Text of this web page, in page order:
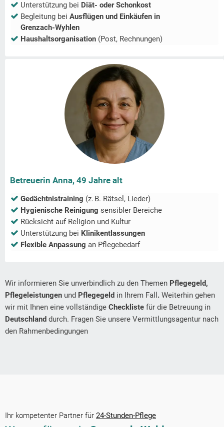
Unterstützung bei Diät- oder Schonkost
Begleitung bei Ausflügen und Einkäufen in
Grenzach-Wyhlen
Haushaltsorganisation (Post, Rechnungen)
Betreuerin Anna, 49 Jahre alt
Gedächtnistraining (z. B. Rätsel, Lieder)
Hygienische Reinigung sensibler Bereiche
Rücksicht auf Religion und Kultur
Unterstützung bei Klinikentlassungen
Flexible Anpassung an Pflegebedarf
Wir informieren Sie unverbindlich zu den Themen Pflegegeld,
Pflegeleistungen und Pflegegeld in Ihrem Fall . Weiterhin gehen
wir mit Ihnen eine vollständige Checkliste für die Betreuung in
Deutschland durch. Fragen Sie unsere Vermittlungsagentur nach
den Rahmenbedingungen
Ihr kompetenter Partner für 24-Stunden-Pflege